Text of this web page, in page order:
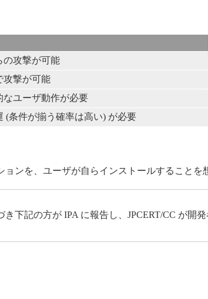
の攻撃が可能
攻撃が可能
ユーザ動作が必要
(条件が揃う確率は高い) が必要
ンを、ユーザが自らインストールすることを
下記の方が IPA に報告し、JPCERT/CC が開発